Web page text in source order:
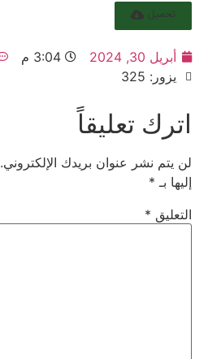
تحميل
أبريل 30, 2024 3:04 م
يزور: 325
اترك تعليقاً
لن يتم نشر عنوان بريدك الإلكتروني.
إليها بـ *
التعليق *